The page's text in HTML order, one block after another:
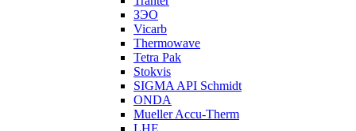
ЗЭО
Vicarb
Thermowave
Tetra Pak
Stokvis
SIGMA API Schmidt
ONDA
Mueller Accu-Therm
LHE